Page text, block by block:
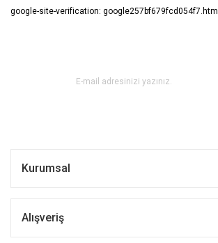
google-site-verification: google257bf679fcd054f7.html
Kurumsal
Alışveriş